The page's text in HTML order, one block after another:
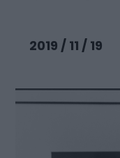
2019 / 11 / 19